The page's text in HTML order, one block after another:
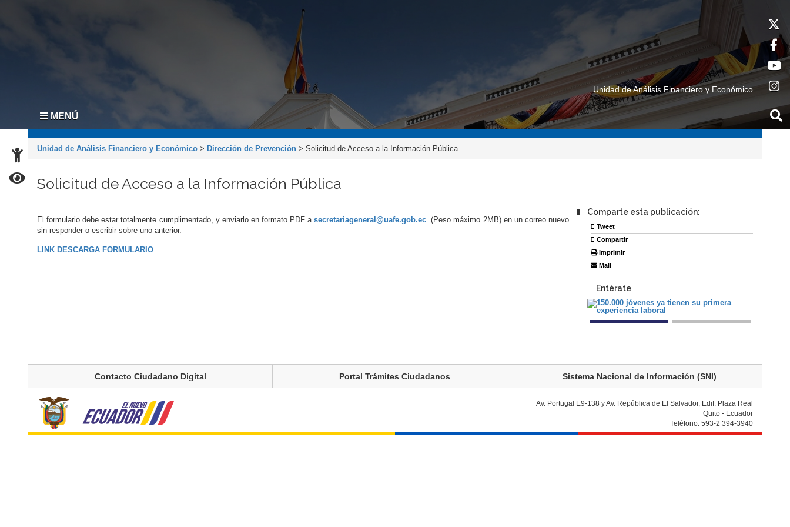
Unidad de Análisis Financiero y Económico
MENÚ
Unidad de Análisis Financiero y Económico > Dirección de Prevención >Solicitud de Acceso a la Información Pública
Solicitud de Acceso a la Información Pública
El formulario debe estar totalmente cumplimentado, y enviarlo en formato PDF asecretariageneral@uafe.gob.ec (Peso máximo 2MB) en un correo nuevo
sin responder o escribir sobre uno anterior.
LINK DESCARGA FORMULARIO
Comparte esta publicación:
Tweet
Compartir
Imprimir
Mail
Entérate
Contacto Ciudadano Digital Portal Trámites Ciudadanos Sistema Nacional de Información (SNI)
Av. Portugal E9-138 y Av. República de El Salvador, Edif. Plaza Real
Quito - Ecuador
Teléfono: 593-2 394-3940